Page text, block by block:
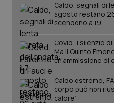
Tumori del Polmone
Tumori
Ulcera & Reflusso
Vaccini
Caldo, segnali di
agosto restano
scendono a 19
Covid. Il silenzio
Ma il Quinto
un’ammissione di
Caldo estremo,
corpo può non
calore”